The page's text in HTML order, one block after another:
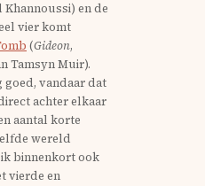
Khannoussi) en de
vier komt
(Gideon,
Tamsyn Muir).
goed, vandaar dat
achter elkaar
aantal korte
wereld
binnenkort ook
vierde en